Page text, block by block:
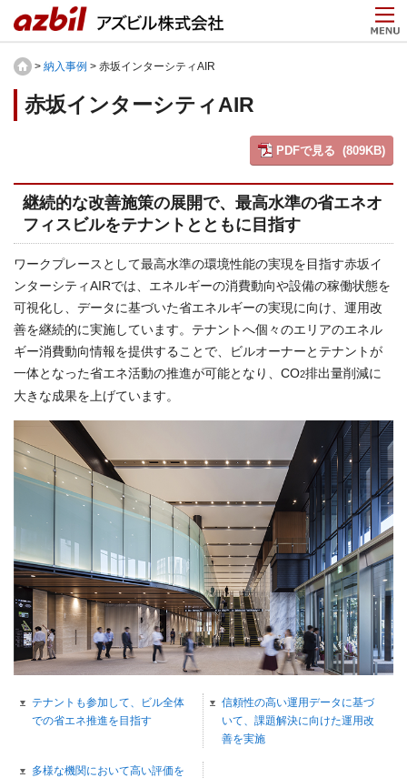
> 納入事例 > 赤坂インターシティAIR
赤坂インターシティAIR
PDFで見る (809KB)
継続的な改善施策の展開で、最高水準の省エネオ
フィスビルをテナントとともに目指す
ワークプレースとして最高水準の環境性能の実現を目指す赤坂イ
ンターシティAIRでは、エネルギーの消費動向や設備の稼働状態を
可視化し、データに基づいた省エネルギーの実現に向け、運用改
善を継続的に実施しています。テナントへ個々のエリアのエネル
ギー消費動向情報を提供することで、ビルオーナーとテナントが
一体となった省エネ活動の推進が可能となり、CO2排出量削減に
大きな成果を上げています。
テナントも参加して、ビル全体
での省エネ推進を目指す
信頼性の高い運用データに基づ
いて、課題解決に向けた運用改
善を実施
多様な機関において高い評価を